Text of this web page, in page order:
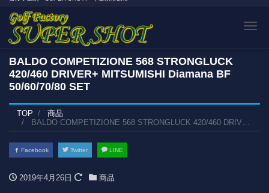
BALDO COMPETIZIONE 568 STRONGLUCK
420/460 DRIVER+ MITSUMISHI Diamana BF
50/60/70/80 SET
TOP
商品
BALDO COMPETIZIONE 568 STRONGLUCK 420/460 DRIVER+ MITSUMISHI Diamana BF 50/60/70/80 SET
Facebook Twitter LINE
2019年4月26日 商品